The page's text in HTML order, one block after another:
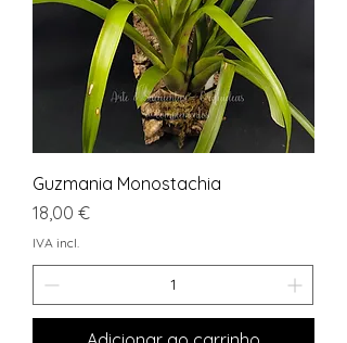
Guzmania Monostachia
Preço
18,00 €
IVA incl.